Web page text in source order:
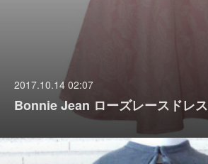
2017.10.14 02:07
Bonnie Jean ローズレースドレス